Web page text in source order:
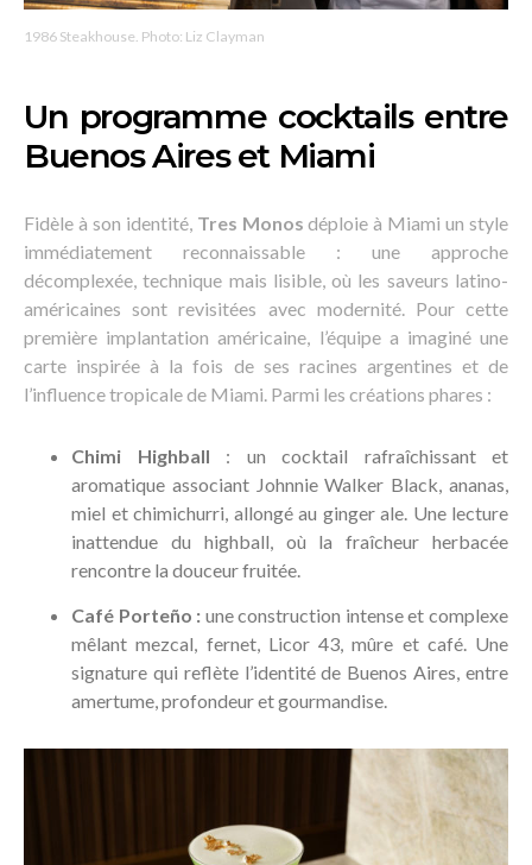
1986 Steakhouse. Photo: Liz Clayman
Un programme cocktails entre
Buenos Aires et Miami
Fidèle à son identité, Tres Monos déploie à Miami un style
immédiatement reconnaissable : une approche
décomplexée, technique mais lisible, où les saveurs latino-
américaines sont revisitées avec modernité. Pour cette
première implantation américaine, l’équipe a imaginé une
carte inspirée à la fois de ses racines argentines et de
l’influence tropicale de Miami. Parmi les créations phares :
Chimi Highball : un cocktail rafraîchissant et
aromatique associant Johnnie Walker Black, ananas,
miel et chimichurri, allongé au ginger ale. Une lecture
inattendue du highball, où la fraîcheur herbacée
rencontre la douceur fruitée.
Café Porteño : une construction intense et complexe
mêlant mezcal, fernet, Licor 43, mûre et café. Une
signature qui reflète l’identité de Buenos Aires, entre
amertume, profondeur et gourmandise.